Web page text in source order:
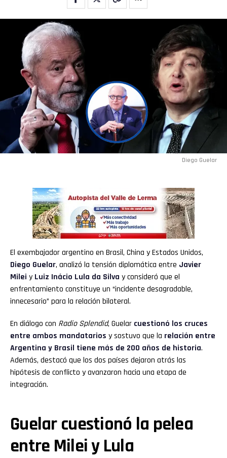
Diego Guelar
El exembajador argentino en Brasil, China y Estados Unidos,
Diego Guelar, analizó la tensión diplomática entre Javier
Milei y Luiz Inácio Lula da Silva y consideró que el
enfrentamiento constituye un “incidente desagradable,
innecesario” para la relación bilateral.
En diálogo con Radio Splendid, Guelar cuestionó los cruces
entre ambos mandatarios y sostuvo que la relación entre
Argentina y Brasil tiene más de 200 años de historia.
Además, destacó que los dos países dejaron atrás las
hipótesis de conflicto y avanzaron hacia una etapa de
integración.
Guelar cuestionó la pelea
entre Milei y Lula